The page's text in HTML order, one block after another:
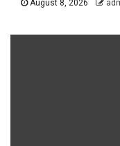
August 8, 2026